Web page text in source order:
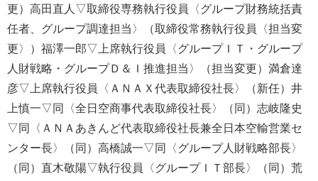
更）高田直人▽取締役専務執行役員〈グループ財務統括責
任者、グループ調達担当〉（取締役常務執行役員〈担当変
更〉）福澤一郎▽上席執行役員〈グループＩＴ・グループ
人財戦略・グループＤ＆Ｉ推進担当〉（担当変更）満倉達
彦▽上席執行役員〈ＡＮＡＸ代表取締役社長〉（新任）井
上慎一▽同〈全日空商事代表取締役社長〉（同）志岐隆史
▽同〈ＡＮＡあきんど代表取締役社長兼全日本空輸営業セ
ンター長〉（同）高橋誠一▽同〈グループ人財戦略部長〉
（同）直木敬陽▽執行役員〈グループＩＴ部長〉（同）荒